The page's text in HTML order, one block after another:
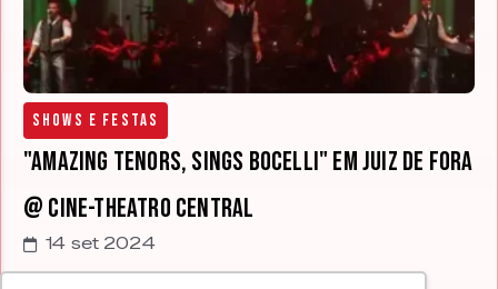
Shows e Festas
"Amazing Tenors, Sings Bocelli" em Juiz de Fora
@ Cine-Theatro Central
14 set 2024